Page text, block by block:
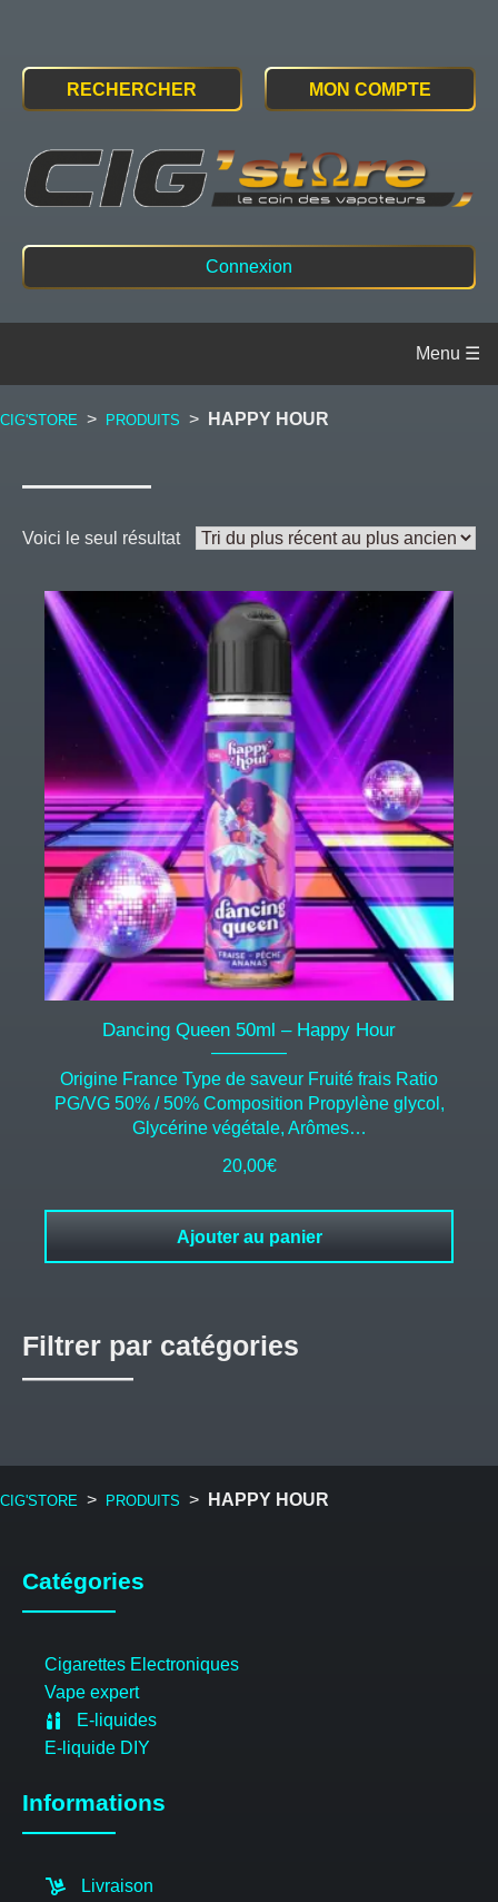
RECHERCHER MON COMPTE
Connexion
CIG'STORE > PRODUITS > HAPPY HOUR
Voici le seul résultat
Dancing Queen 50ml – Happy Hour
Origine France Type de saveur Fruité frais Ratio
PG/VG 50% / 50% Composition Propylène glycol,
Glycérine végétale, Arômes…
20,00€
Ajouter au panier
Filtrer par catégories
CIG'STORE > PRODUITS > HAPPY HOUR
Catégories
Cigarettes Electroniques
Vape expert
E-liquides
E-liquide DIY
Informations
Livraison